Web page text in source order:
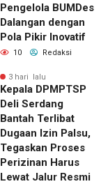
Pengelola BUMDes
Dalangan dengan
Pola Pikir Inovatif
10 Redaksi
3 hari lalu
Kepala DPMPTSP
Deli Serdang
Bantah Terlibat
Dugaan Izin Palsu,
Tegaskan Proses
Perizinan Harus
Lewat Jalur Resmi